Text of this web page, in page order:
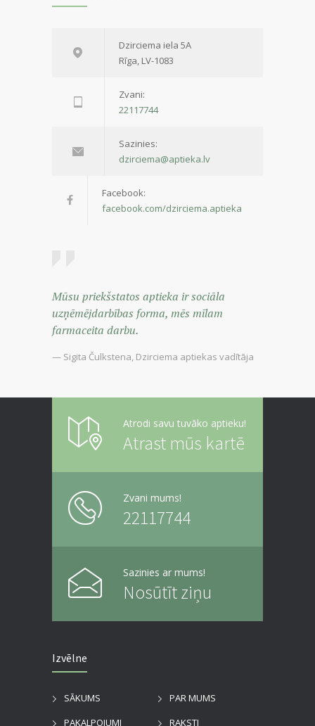
Dzirciema iela 5A
Rīga, LV-1083
Zvani:
22117744
Sazinies:
dzirciema@aptieka.lv
Facebook:
facebook.com/dzirciema.aptieka
Mūsu priekšstatos aptieka ir sociāla
uzņēmējdarbības forma, mēs mīlam
farmaceita darbu.
— Sigita Čulkstena, Dzirciema aptiekas vadītāja
Atrodi savu tuvāko aptieku!
Atrast mūs kartē
Zvani mums!
22117744
Sazinies ar mums!
Nosūtīt ziņu
Izvēlne
SĀKUMS
PAR MUMS
PAKALPOJUMI
RAKSTI